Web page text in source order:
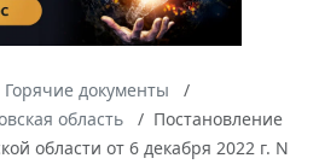
Горячие документы
область
Постановление
области от 6 декабря 2022 г. N